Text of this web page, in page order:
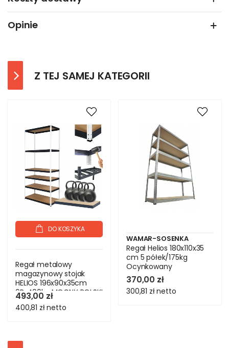
Opinie
Z TEJ SAMEJ KATEGORII
DO KOSZYKA
Regał metalowy
magazynowy stojak
HELIOS 196x90x35cm
6Px400kg MOCNY POLSKI
493,00 zł
400,81 złnetto
WAMAR-SOSENKA
Regał Helios 180x110x35
cm 5 półek/175kg
Ocynkowany
370,00 zł
300,81 złnetto